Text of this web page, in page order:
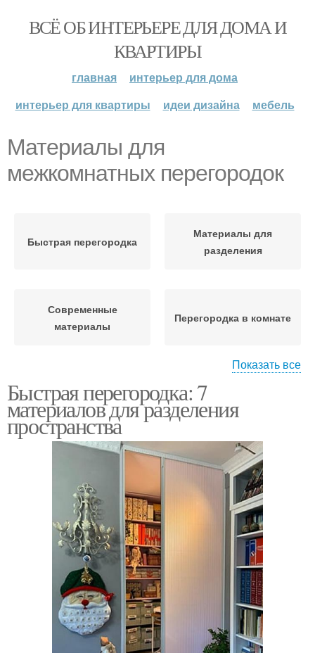
ВСЁ ОБ ИНТЕРЬЕРЕ ДЛЯ ДОМА И
КВАРТИРЫ
главная
интерьер для дома
интерьер для квартиры
идеи дизайна мебель
Материалы для
межкомнатных перегородок
Быстрая перегородка
Материалы для
разделения
Современные
материалы
Перегородка в комнате
кирпича
Передвижные
перегородки
Материалы для
экономии
Перегородки для
зонирования
Готовые перегородки
Перегородки в
квартире
Материал для
перегородки
Показать все
Быстрая перегородка: 7
материалов для разделения
пространства